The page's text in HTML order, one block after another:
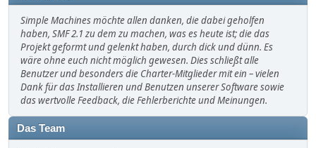
Simple Machines möchte allen danken, die dabei geholfen
haben, SMF 2.1 zu dem zu machen, was es heute ist; die das
Projekt geformt und gelenkt haben, durch dick und dünn. Es
wäre ohne euch nicht möglich gewesen. Dies schließt alle
Benutzer und besonders die Charter-Mitglieder mit ein – vielen
Dank für das Installieren und Benutzen unserer Software sowie
das wertvolle Feedback, die Fehlerberichte und Meinungen.
Das Team